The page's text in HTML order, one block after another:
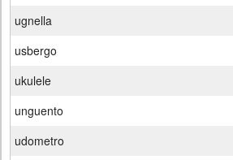
ugnella
usbergo
ukulele
unguento
udometro